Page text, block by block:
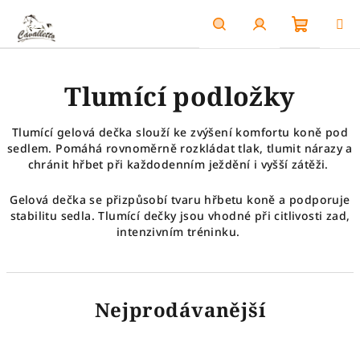
obsah
HledatPřihlášení
Tlumící podložky
Tlumící gelová dečka slouží ke zvýšení komfortu koně pod
sedlem. Pomáhá rovnoměrně rozkládat tlak, tlumit nárazy a
chránit hřbet při každodenním ježdění i vyšší zátěži.
Gelová dečka se přizpůsobí tvaru hřbetu koně a podporuje
stabilitu sedla. Tlumící dečky jsou vhodné při citlivosti zad,
intenzivním tréninku.
Nejprodávanější